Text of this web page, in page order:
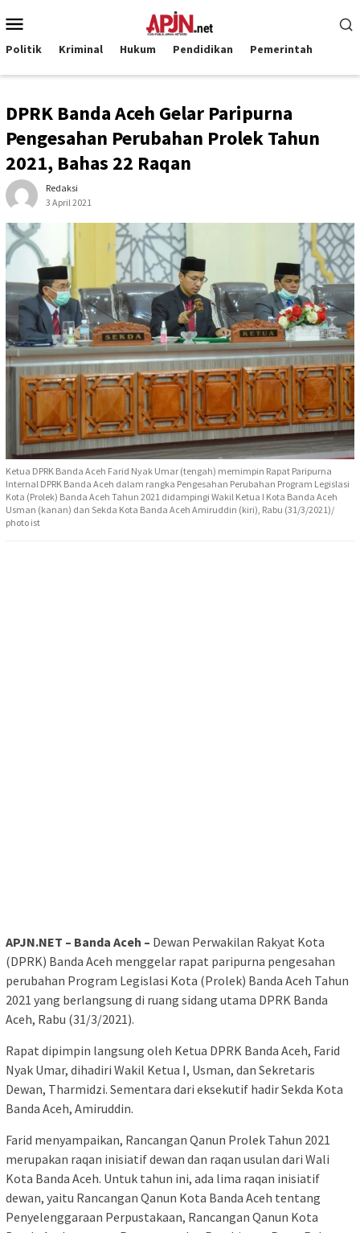
ke
kontenMobile
Politik Kriminal Hukum Pendidikan Pemerintah
DPRK Banda Aceh Gelar Paripurna
Pengesahan Perubahan Prolek Tahun
2021, Bahas 22 Raqan
Redaksi
3 April 2021
Ketua DPRK Banda Aceh Farid Nyak Umar (tengah) memimpin Rapat Paripurna
Internal DPRK Banda Aceh dalam rangka Pengesahan Perubahan Program Legislasi
Kota (Prolek) Banda Aceh Tahun 2021 didampingi Wakil Ketua I Kota Banda Aceh
Usman (kanan) dan Sekda Kota Banda Aceh Amiruddin (kiri), Rabu (31/3/2021)/
photo ist
APJN.NET – Banda Aceh – Dewan Perwakilan Rakyat Kota
(DPRK) Banda Aceh menggelar rapat paripurna pengesahan
perubahan Program Legislasi Kota (Prolek) Banda Aceh Tahun
2021 yang berlangsung di ruang sidang utama DPRK Banda
Aceh, Rabu (31/3/2021).
Rapat dipimpin langsung oleh Ketua DPRK Banda Aceh, Farid
Nyak Umar, dihadiri Wakil Ketua I, Usman, dan Sekretaris
Dewan, Tharmidzi. Sementara dari eksekutif hadir Sekda Kota
Banda Aceh, Amiruddin.
Farid menyampaikan, Rancangan Qanun Prolek Tahun 2021
merupakan raqan inisiatif dewan dan raqan usulan dari Wali
Kota Banda Aceh. Untuk tahun ini, ada lima raqan inisiatif
dewan, yaitu Rancangan Qanun Kota Banda Aceh tentang
Penyelenggaraan Perpustakaan, Rancangan Qanun Kota